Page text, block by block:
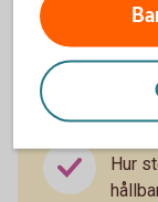
finns flera sätt
Hur